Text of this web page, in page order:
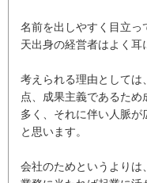
名前を出しやすく目立っ
天出身の経営者はよく耳
考えられる理由としては
点、成果主義であるた
多く、それに伴い人脈
と思います。
会社のためというより